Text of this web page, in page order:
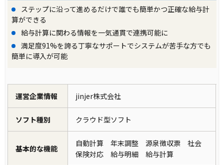
ステップに沿って進めるだけで誰でも簡単かつ正確な給与計
算ができる
給与計算に関わる情報を一気通貫で連携可能に
満足度91%を誇る丁寧なサポートでシステムが苦手な方でも
簡単に導入が可能
運営企業情報 jinjer株式会社
ソフト種別 クラウド型ソフト
基本的な機能
自動計算 年末調整 源泉徴収票 社会
保険対応 給与明細 給与計算